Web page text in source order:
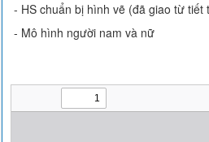
- HS chuẩn bị hình vẽ (đã giao từ tiết
- Mô hình người nam và nữ